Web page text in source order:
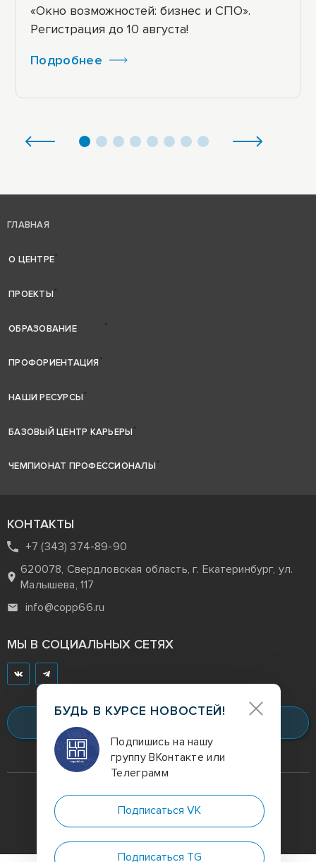
«Окно возможностей: бизнес и СПО».
Регистрация до 10 августа!
Подробнее
ГЛАВНАЯ
О ЦЕНТРЕ
ПРОЕКТЫ
ОБРАЗОВАНИЕ
ПРОФОРИЕНТАЦИЯ
НАШИ РЕСУРСЫ
БАЗОВЫЙ ЦЕНТР КАРЬЕРЫ
ЧЕМПИОНАТ ПРОФЕССИОНАЛЫ
КОНТАКТЫ
+7 (343) 374-89-90
620078, Свердловская область, г. Екатеринбург, ул.
Малышева, 117
info@copp66.ru
МЫ В СОЦИАЛЬНЫХ СЕТЯХ
Digital-агентство
полного цикла
БУДЬ В КУРСЕ НОВОСТЕЙ!
Подпишись на нашу
группу ВКонтакте или
Телеграмм
Подписаться VK
Подписаться TG